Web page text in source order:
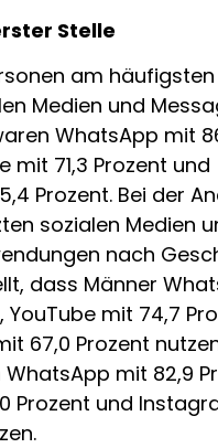
Stelle
am häufigsten
Medien und
WhatsApp mit
mit 71,3 Prozent und
Prozent. Bei der
sozialen Medien
nach
dass Männer
YouTube mit 74,7
67,0 Prozent
mit 82,9
Prozent und